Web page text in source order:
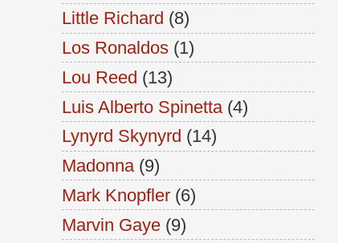
Little Richard (8)
Los Ronaldos (1)
Lou Reed (13)
Luis Alberto Spinetta (4)
Lynyrd Skynyrd (14)
Madonna (9)
Mark Knopfler (6)
Marvin Gaye (9)